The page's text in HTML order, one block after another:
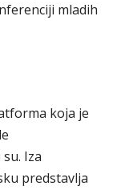
mladih
koja je
Iza
predstavlja